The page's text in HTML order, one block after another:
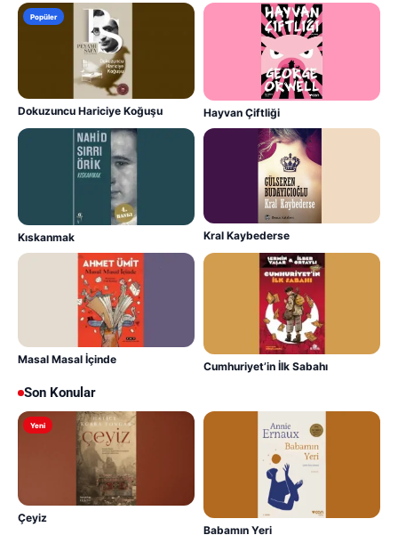
Popüler
Dokuzuncu Hariciye Koğuşu Hayvan Çiftliği
Kıskanmak Kral Kaybederse
Masal Masal İçinde
Cumhuriyet’in İlk Sabahı
Son Konular
Yeni
Çeyiz
Babamın Yeri